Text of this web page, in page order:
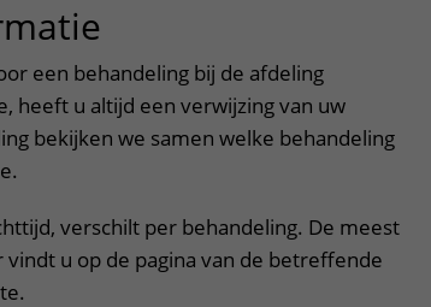
een behandeling bij de afdeling
heeft u altijd een verwijzing van uw
bekijken we samen welke behandeling
verschilt per behandeling. De meest
u op de pagina van de betreffende